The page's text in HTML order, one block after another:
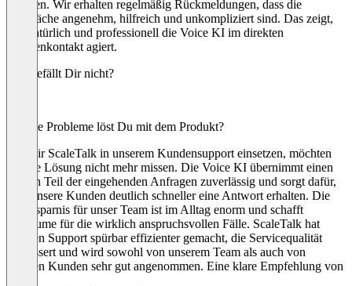
Kunden. Wir erhalten regelmäßig Rückmeldungen, dass die
Gespräche angenehm, hilfreich und unkompliziert sind. Das zeigt,
wie natürlich und professionell die Voice KI im direkten
Kundenkontakt agiert.
Was gefällt Dir nicht?
Welche Probleme löst Du mit dem Produkt?
Seit wir ScaleTalk in unserem Kundensupport einsetzen, möchten
wir die Lösung nicht mehr missen. Die Voice KI übernimmt einen
großen Teil der eingehenden Anfragen zuverlässig und sorgt dafür,
dass unsere Kunden deutlich schneller eine Antwort erhalten. Die
Zeitersparnis für unser Team ist im Alltag enorm und schafft
Freiräume für die wirklich anspruchsvollen Fälle. ScaleTalk hat
unseren Support spürbar effizienter gemacht, die Servicequalität
verbessert und wird sowohl von unserem Team als auch von
unseren Kunden sehr gut angenommen. Eine klare Empfehlung von